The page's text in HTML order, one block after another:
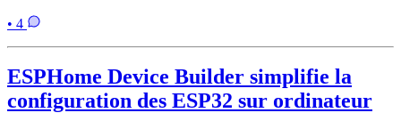
• 4
ESPHome Device Builder simplifie la
configuration des ESP32 sur ordinateur